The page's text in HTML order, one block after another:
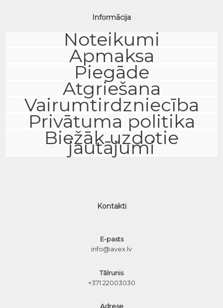
Informācija
Noteikumi
Apmaksa
Piegāde
Atgriešana
Vairumtirdzniecība
Privātuma politika
Biežāk uzdotie
jautājumi
Kontakti
E-pasts
info@avex.lv
Tālrunis
+371 22003030
Adrese